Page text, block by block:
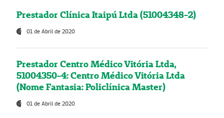
Prestador Clínica Itaipú Ltda (51004348-2)
01 de Abril de 2020
Prestador Centro Médico Vitória Ltda,
51004350-4: Centro Médico Vitória Ltda
(Nome Fantasia: Policlínica Master)
01 de Abril de 2020